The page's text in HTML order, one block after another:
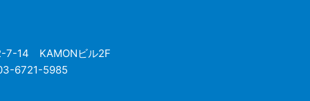
7-14 KAMONビル2F
6721-5985